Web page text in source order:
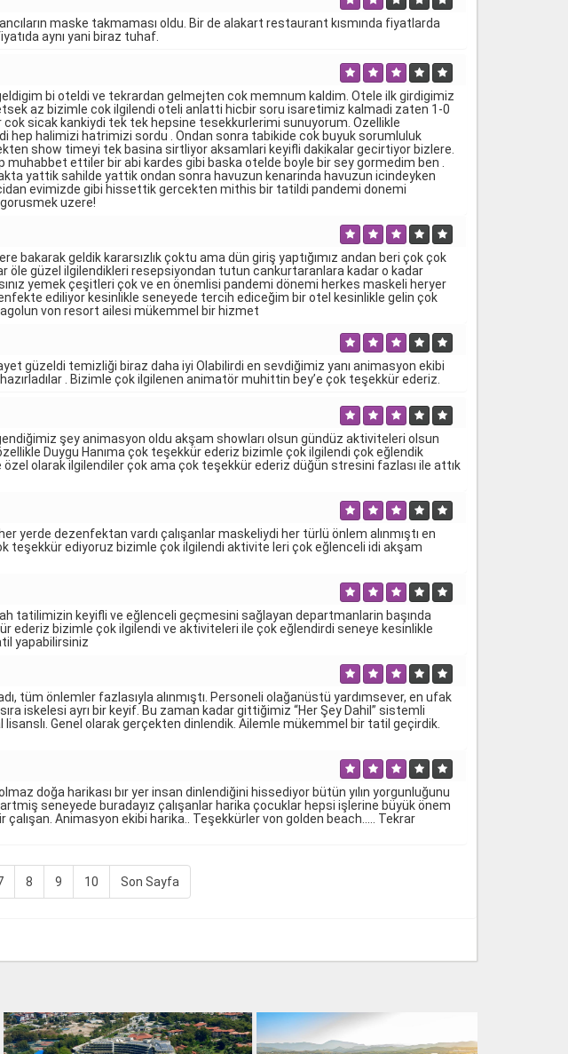
maske takmaması oldu. Bir de alakart restaurant kısmında fiyatlarda
aynı yani biraz tuhaf.
bi oteldi ve tekrardan gelmejten cok memnum kaldim. Otele ilk girdigimiz
az bizimle cok ilgilendi oteli anlatti hicbir soru isaretimiz kalmadi zaten 1-0
sicak kankiydi tek tek hepsine tesekkurlerimi sunuyorum. Ozellikle
halimizi hatrimizi sordu . Ondan sonra tabikide cok buyuk sorumluluk
show timeyi tek basina sirtliyor aksamlari keyifli dakikalar gecirtiyor bizlere.
ettiler bir abi kardes gibi baska otelde boyle bir sey gormedim ben .
yattik sahilde yattik ondan sonra havuzun kenarinda havuzun icindeyken
evimizde gibi hissettik gercekten mithis bir tatildi pandemi donemi
uzere!
bakarak geldik kararsızlık çoktu ama dün giriş yaptığımız andan beri çok çok
öle güzel ilgilendikleri resepsiyondan tutun cankurtaranlara kadar o kadar
yemek çeşitleri çok ve en önemlisi pandemi dönemi herkes maskeli heryer
ediliyor kesinlikle seneyede tercih ediceğim bir otel kesinlikle gelin çok
von resort ailesi mükemmel bir hizmet
güzeldi temizliği biraz daha iyi Olabilirdi en sevdiğimiz yanı animasyon ekibi
. Bizimle çok ilgilenen animatör muhittin bey’e çok teşekkür ederiz.
şey animasyon oldu akşam showları olsun gündüz aktiviteleri olsun
Duygu Hanıma çok teşekkür ederiz bizimle çok ilgilendi çok eğlendik
olarak ilgilendiler çok ama çok teşekkür ederiz düğün stresini fazlası ile attık
yerde dezenfektan vardı çalışanlar maskeliydi her türlü önlem alınmıştı en
teşekkür ediyoruz bizimle çok ilgilendi aktivite leri çok eğlenceli idi akşam
tatilimizin keyifli ve eğlenceli geçmesini sağlayan departmanlarin başında
ederiz bizimle çok ilgilendi ve aktiviteleri ile çok eğlendirdi seneye kesinlikle
yapabilirsiniz
tüm önlemler fazlasıyla alınmıştı. Personeli olağanüstü yardımsever, en ufak
iskelesi ayrı bir keyif. Bu zaman kadar gittiğimiz “Her Şey Dahil” sistemli
Genel olarak gerçekten dinlendik. Ailemle mükemmel bir tatil geçirdik.
doğa harikası bır yer insan dinlendiğini hissediyor bütün yılın yorgunluğunu
seneyede buradayız çalışanlar harika çocuklar hepsi işlerine büyük önem
çalışan. Animasyon ekibi harika.. Teşekkürler von golden beach..... Tekrar
8 9 10 Son Sayfa